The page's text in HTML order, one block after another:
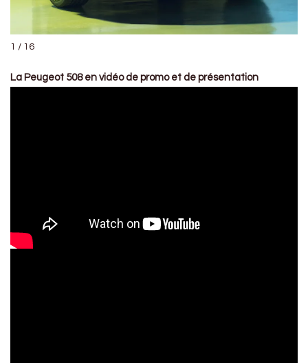
1 / 16
La Peugeot 508 en vidéo de promo et de présentation